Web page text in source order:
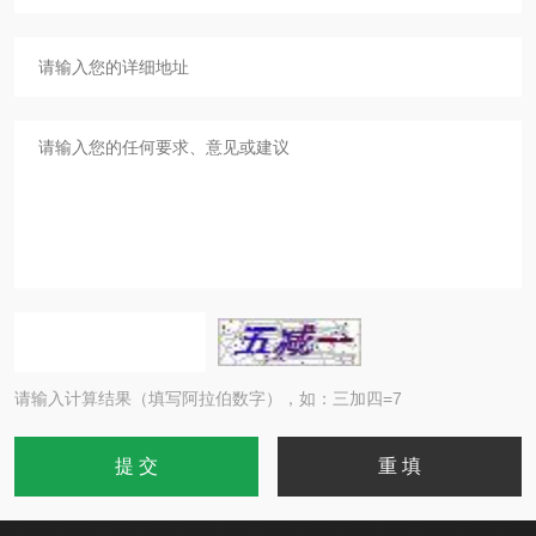
请输入计算结果（填写阿拉伯数字），如：三加四=7